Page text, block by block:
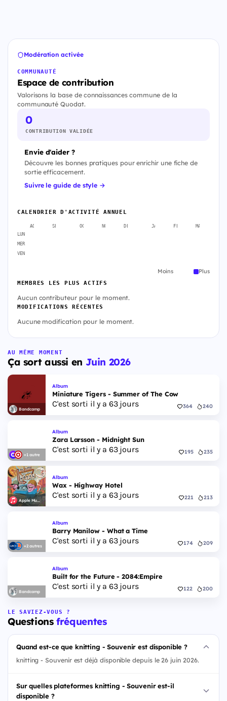
Modération activée
COMMUNAUTÉ
Espace de contribution
Valorisons la base de connaissances commune de la
communauté Quodat.
0
CONTRIBUTION VALIDÉE
Envie d'aider ?
Découvre les bonnes pratiques pour enrichir une fiche de
sortie efficacement.
Suivre le guide de style →
CALENDRIER D'ACTIVITÉ ANNUEL
AOÛT SEPT. OCT. NOV. DÉC. JANV. FÉVR. MARS
LUN
MER
VEN
Moins Plus
MEMBRES LES PLUS ACTIFS
Aucun contributeur pour le moment.
MODIFICATIONS RÉCENTES
Aucune modification pour le moment.
AU MÊME MOMENT
Ça sort aussi en Juin 2026
Bandcamp
Album
Miniature Tigers - Summer of The Cow
C'est sorti il y a 63 jours 364 240
+1 autre
Album
Zara Larsson - Midnight Sun
C'est sorti il y a 63 jours 195 235
Apple Music
Album
Wax - Highway Hotel
C'est sorti il y a 63 jours 221 213
+2 autres
Album
Barry Manilow - What a Time
C'est sorti il y a 63 jours 174 209
Bandcamp
Album
Built for the Future - 2084:Empire
C'est sorti il y a 63 jours 122 200
LE SAVIEZ-VOUS ?
Questionsfréquentes
Quand est-ce que knitting - Souvenir est disponible ?
knitting - Souvenir est déjà disponible depuis le 26 juin 2026.
Sur quelles plateformes knitting - Souvenir est-il
disponible ?